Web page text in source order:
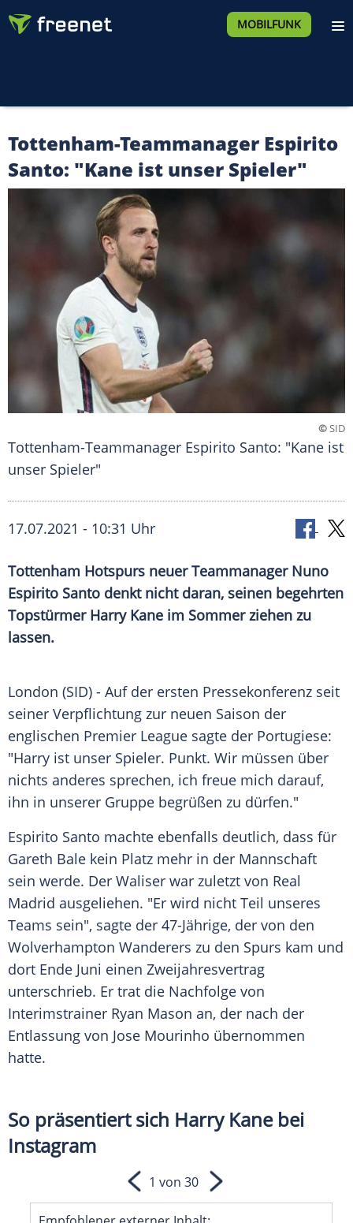
MOBILFUNK
Tottenham-Teammanager Espirito
Santo: "Kane ist unser Spieler"
©SID
Tottenham-Teammanager Espirito Santo: "Kane ist
unser Spieler"
17.07.2021 - 10:31 Uhr
Tottenham Hotspurs neuer Teammanager Nuno
Espirito Santo denkt nicht daran, seinen begehrten
Topstürmer Harry Kane im Sommer ziehen zu
lassen.
London (SID) - Auf der ersten Pressekonferenz seit
seiner Verpflichtung zur neuen Saison der
englischen Premier League sagte der Portugiese:
"Harry ist unser Spieler. Punkt. Wir müssen über
nichts anderes sprechen, ich freue mich darauf,
ihn in unserer Gruppe begrüßen zu dürfen."
Espirito Santo machte ebenfalls deutlich, dass für
Gareth Bale kein Platz mehr in der Mannschaft
sein werde. Der Waliser war zuletzt von Real
Madrid ausgeliehen. "Er wird nicht Teil unseres
Teams sein", sagte der 47-Jährige, der von den
Wolverhampton Wanderers zu den Spurs kam und
dort Ende Juni einen Zweijahresvertrag
unterschrieb. Er trat die Nachfolge von
Interimstrainer Ryan Mason an, der nach der
Entlassung von Jose Mourinho übernommen
hatte.
So präsentiert sich Harry Kane bei
Instagram
1 von 30